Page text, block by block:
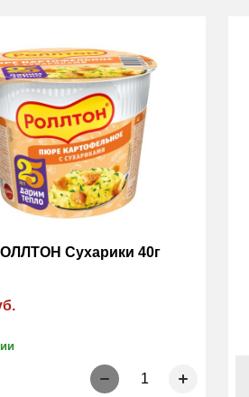
Сухарики 40г
1